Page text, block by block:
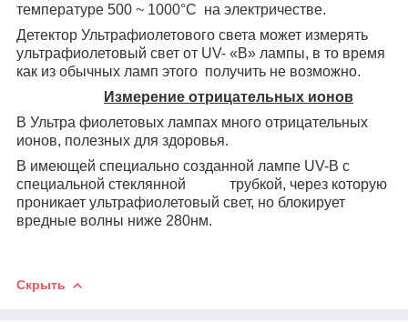
температуре 500 ~ 1000°С на электричестве.
Детектор Ультрафиолетового света может измерять
ультрафиолетовый свет от UV- «B» лампы, в то время
как из обычных ламп этого получить не возможно.
Измерение отрицательных ионов
В Ультра фиолетовых лампах много отрицательных
ионов, полезных для здоровья.
В имеющей специально созданной лампе UV-B с
специальной стеклянной
трубкой, через которую
проникает ультрафиолетовый свет, но блокирует
вредные волны ниже 280нм.
Скрыть